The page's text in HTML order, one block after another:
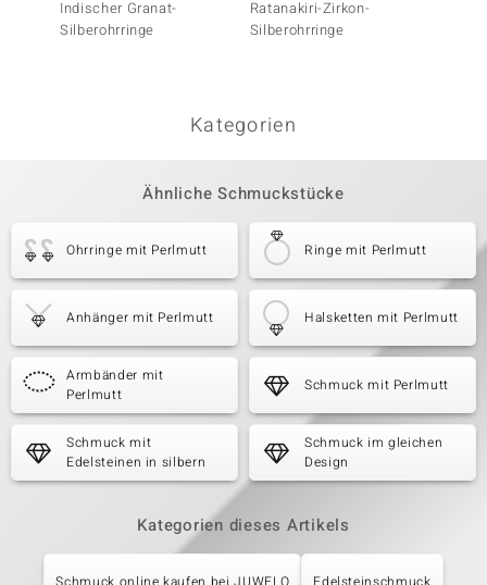
Indischer Granat-
Silberohrringe
Ratanakiri-Zirkon-
Silberohrringe
Kategorien
Ähnliche Schmuckstücke
Ohrringe mit Perlmutt Ringe mit Perlmutt
Anhänger mit Perlmutt Halsketten mit Perlmutt
Armbänder mit
Perlmutt
Schmuck mit Perlmutt
Schmuck mit
Edelsteinen in silbern
Schmuck im gleichen
Design
Kategorien dieses Artikels